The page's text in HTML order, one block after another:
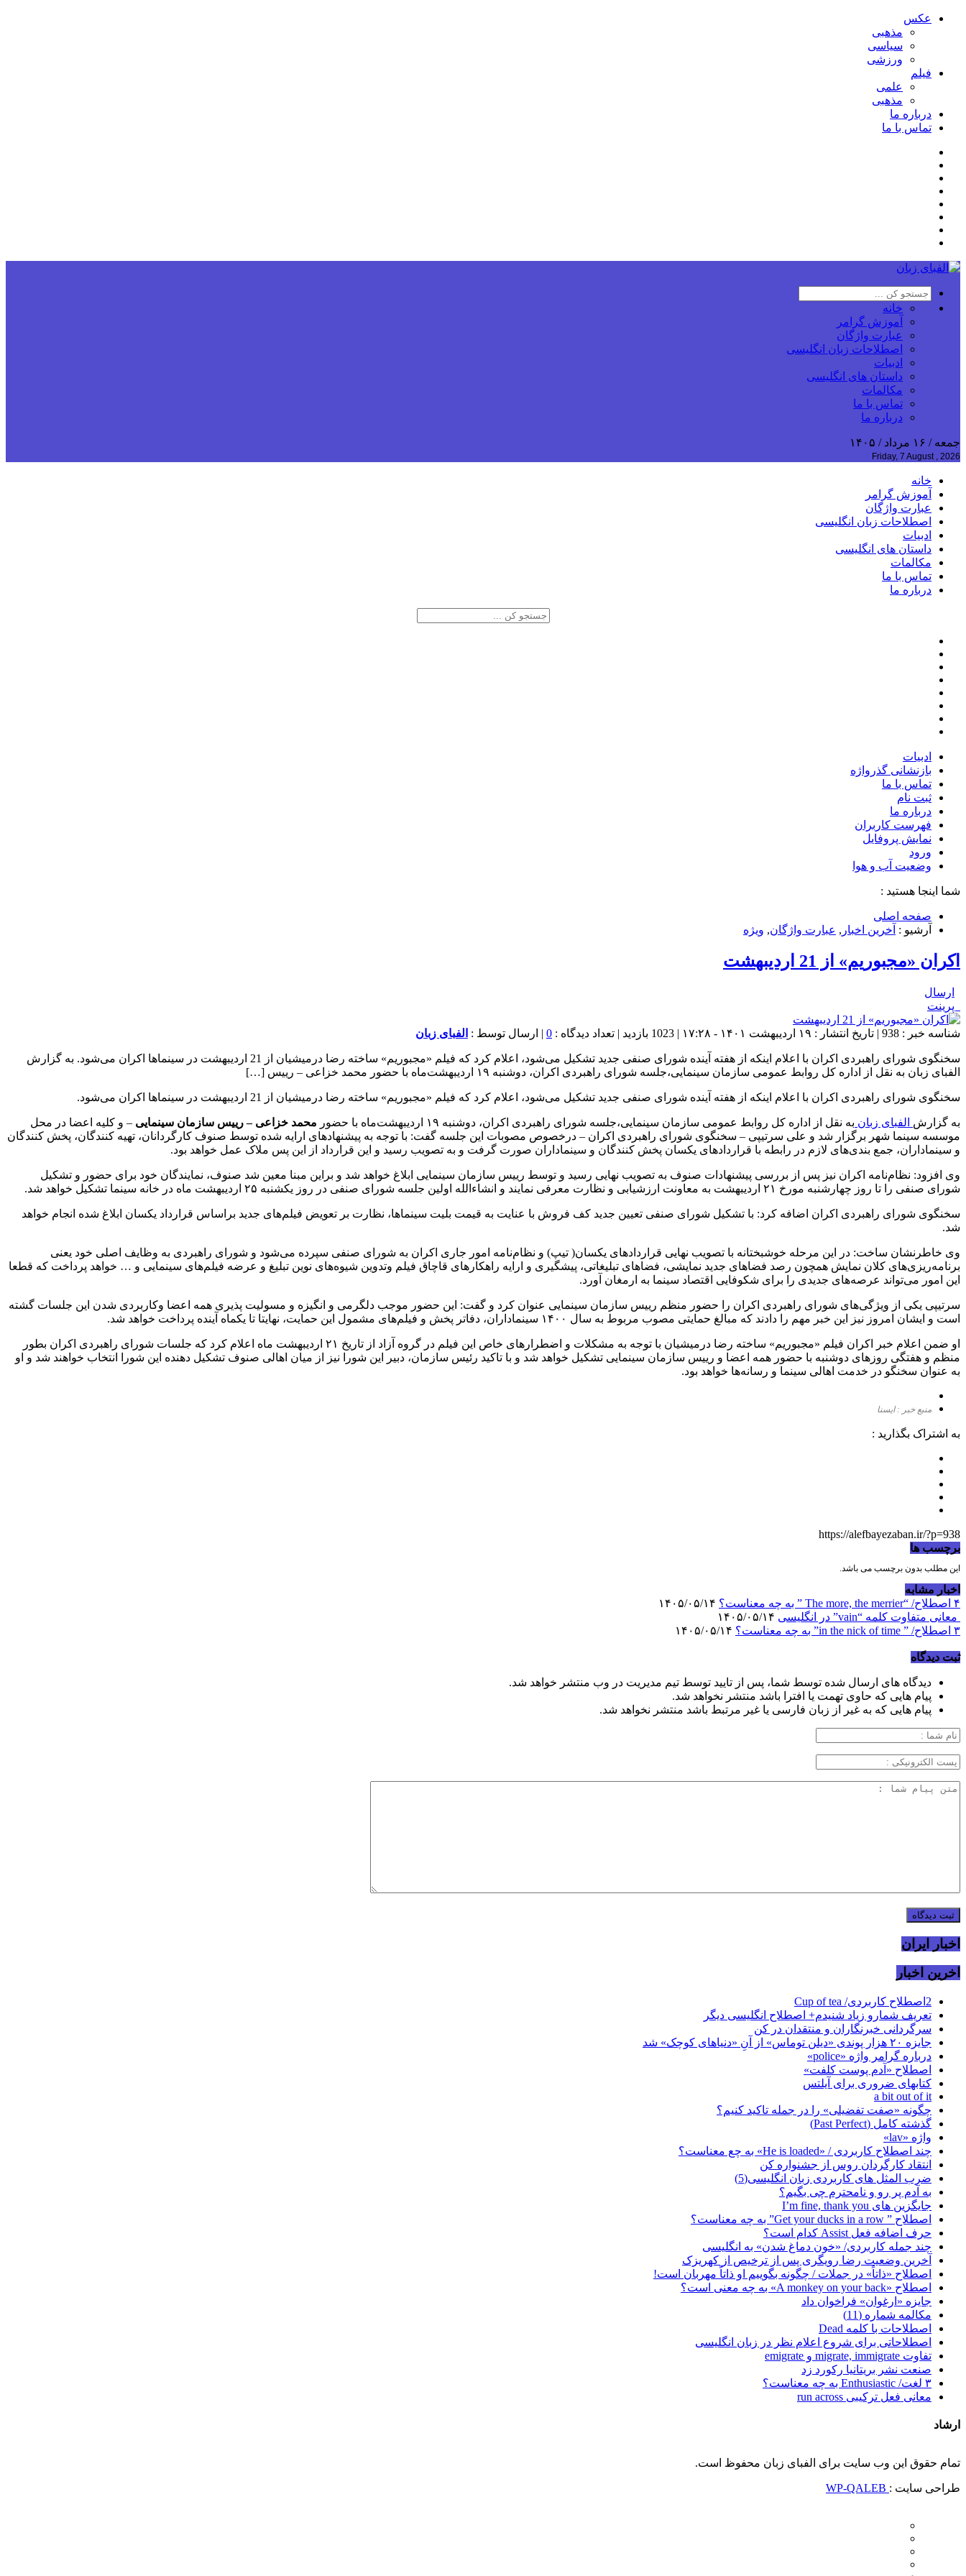
عکس
مذهبی
سیاسی
ورزشی
فیلم
علمی
مذهبی
درباره ما
تماس با ما
خانه
آموزش گرامر
عبارت واژگان
اصطلاحات زبان انگلیسی
ادبیات
داستان های انگلیسی
مکالمات
تماس با ما
درباره ما
جمعه / ۱۶ مرداد / ۱۴۰۵
Friday, 7 August , 2026
خانه
آموزش گرامر
عبارت واژگان
اصطلاحات زبان انگلیسی
ادبیات
داستان های انگلیسی
مکالمات
تماس با ما
درباره ما
ادبیات
بازنشانی گذرواژه
تماس با ما
ثبت نام
درباره ما
فهرست کاربران
نمایش پروفایل
ورود
وضعیت آب و هوا
شما اینجا هستید :
صفحه اصلی
آرشیو : آخرین اخبار , عبارت واژگان, ویژه
اکران «مجبوریم» از 21 اردیبهشت
ارسال
پرینت
شناسه خبر : 938 | تاریخ انتشار : ۱۹ اردیبهشت ۱۴۰۱ - ۱۷:۲۸ | 1023 بازدید | تعداد دیدگاه : 0 | ارسال توسط : الفبای زبان
سخنگوی شورای راهبردی اکران با اعلام اینکه از هفته آینده شورای صنفی جدید تشکیل می‌شود، اعلام کرد که فیلم «مجبوریم» ساخته رضا درمیشیان از 21 اردیبهشت در سینماها اکران می‌شود. به گزارش
الفبای زبان به نقل از اداره کل روابط عمومی سازمان سینمایی،جلسه شورای راهبردی اکران، دوشنبه ۱۹ اردیبهشت‌ماه با حضور محمد خزاعی – رییس […]
سخنگوی شورای راهبردی اکران با اعلام اینکه از هفته آینده شورای صنفی جدید تشکیل می‌شود، اعلام کرد که فیلم «مجبوریم» ساخته رضا درمیشیان از 21 اردیبهشت در سینماها اکران می‌شود.
به گزارش الفبای زبان به نقل از اداره کل روابط عمومی سازمان سینمایی،جلسه شورای راهبردی اکران، دوشنبه ۱۹ اردیبهشت‌ماه با حضور محمد خزاعی – رییس سازمان سینمایی – و کلیه اعضا در محل
موسسه سینما شهر برگزار شد و علی سرتیپی – سخنگوی شورای راهبردی اکران – درخصوص مصوبات این جلسه گفت: با توجه به پیشنهادهای ارایه شده توسط صنوف کارگردانان، تهیه کنندگان، پخش کنندگان
و سینماداران، جمع بندی‌های لازم در رابطه با قراردادهای یکسان پخش کنندگان و سینماداران صورت گرفت و به تصویب رسید و این قرارداد از این پس ملاک عمل خواهد بود.
وی افزود: نظام‌نامه اکران نیز پس از بررسی پیشنهادات صنوف به تصویب نهایی رسید و توسط رییس سازمان سینمایی ابلاغ خواهد شد و براین مبنا معین شد صنوف، نمایندگان خود برای حضور و تشکیل
شورای صنفی را تا روز چهارشنبه مورخ ۲۱ اردیبهشت به معاونت ارزشیابی و نظارت معرفی نمایند و انشاءالله اولین جلسه شورای صنفی در روز یکشنبه ۲۵ اردیبهشت ماه در خانه سینما تشکیل خواهد شد.
سخنگوی شورای راهبردی اکران اضافه کرد: با تشکیل شورای صنفی تعیین جدید کف فروش با عنایت به قیمت بلیت سینماها، نظارت بر تعویض فیلم‌های جدید براساس قرارداد یکسان ابلاغ شده انجام خواهد
شد.
وی خاطرنشان ساخت: در این مرحله خوشبختانه با تصویب نهایی قراردادهای یکسان( تیپ) و نظام‌نامه امور جاری اکران به شورای صنفی سپرده می‌شود و شورای راهبردی به وظایف اصلی خود یعنی
برنامه‌ریزی‌های کلان نمایش همچون رصد فضاهای جدید نمایشی، فضاهای تبلیغاتی، پیشگیری و ارایه راهکارهای قاچاق فیلم وتدوین شیوه‌های نوین تبلیغ و عرضه فیلم‌های سینمایی و … خواهد پرداخت که قطعا
این امور می‌تواند عرصه‌های جدیدی را برای شکوفایی اقتصاد سینما به ارمغان آورد.
سرتیپی یکی از ویژگی‌های شورای راهبردی اکران را حضور منظم رییس سازمان سینمایی عنوان کرد و گفت: این حضور موجب دلگرمی و انگیزه و مسولیت پذیری همه اعضا وکاربردی شدن این جلسات گشته
است و ایشان امروز نیز این خبر مهم را دادند که مبالغ حمایتی مصوب مربوط به سال ۱۴۰۰ سینماداران، دفاتر پخش و فیلم‌های مشمول این حمایت، نهایتا تا یکماه آینده پرداخت خواهد شد.
او ضمن اعلام خبر اکران فیلم «مجبوریم» ساخته رضا درمیشیان با توجه به مشکلات و اضطرارهای خاص این فیلم در گروه آزاد از تاریخ ۲۱ اردیبهشت ماه اعلام کرد که جلسات شورای راهبردی اکران بطور
منظم و هفتگی روزهای دوشنبه با حضور همه اعضا و رییس سازمان سینمایی تشکیل خواهد شد و با تاکید رئیس سازمان، دبیر این شورا نیز از میان اهالی صنوف تشکیل دهنده این شورا انتخاب خواهند شد و او
به عنوان سخنگو در خدمت اهالی سینما و رسانه‌ها خواهد بود.
منبع خبر : ایسنا
به اشتراک بگذارید :
https://alefbayezaban.ir/?p=938
برچسب ها
این مطلب بدون برچسب می باشد.
اخبار مشابه
۴ اصطلاح/ “The more, the merrier ” به چه معناست؟
معانی متفاوت کلمه “vain” در انگلیسی
۳ اصطلاح/ ” in the nick of time” به چه معناست؟
ثبت دیدگاه
دیدگاه های ارسال شده توسط شما، پس از تایید توسط تیم مدیریت در وب منتشر خواهد شد.
پیام هایی که حاوی تهمت یا افترا باشد منتشر نخواهد شد.
پیام هایی که به غیر از زبان فارسی یا غیر مرتبط باشد منتشر نخواهد شد.
اخبار ایران
اخرین اخبار
2اصطلاح کاربردی/ Cup of tea
تعریف شمارو زیاد شنیدم+ اصطلاح انگلیسی دیگر
سرگردانی خبرنگاران و منتقدان در کن
جایزه ۲۰ هزار پوندی «دیلن توماس» از آنِ «دنیاهای کوچک» شد
درباره گرامر واژه «police»
اصطلاح «آدم پوست کلفت»
کتابهای ضروری برای آیلتس
a bit out of it
چگونه «صفت تفضیلی» را در جمله تاکید کنیم؟
گذشته کامل (Past Perfect)
واژه «lav»
چند اصطلاح کاربردی / «He is loaded» به چع معناست؟
انتقاد کارگردان روس از جشنواره کن
ضرب المثل های کاربردی زبان انگلیسی(5)
به آدم پر رو و نامحترم چی بگیم؟
جایگزین های I’m fine, thank you
اصطلاح ” Get your ducks in a row” به چه معناست؟
حرف اضافه فعل Assist کدام است؟
چند جمله کاربردی/ «خون دماغ شدن» به انگلیسی
آخرین وضعیت رضا رویگری پس از ترخیص از کهریزک
اصطلاح «ذاتاً» در جملات / چگونه بگوییم او ذاتاً مهربان است!
اصطلاح «A monkey on your back» به چه معنی است؟
جایزه «ارغوان» فراخوان داد
مکالمه شماره (11)
اصطلاحات با کلمه Dead
اصطلاحاتی برای شروع اعلام نظر در زبان انگلیسی
تفاوت migrate, immigrate و emigrate
صنعت نشر بریتانیا رکورد زد
۳ لغت/ Enthusiastic به چه معناست؟
معانی فعل ترکیبی run across
ارشاد
تمام حقوق این وب سایت برای الفبای زبان محفوظ است.
طراحی سایت :